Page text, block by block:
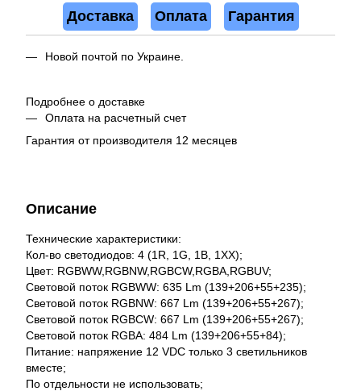
Доставка Оплата Гарантия
Новой почтой по Украине.
Подробнее о доставке
Оплата на расчетный счет
Гарантия от производителя 12 месяцев
Описание
Технические характеристики:
Кол-во светодиодов: 4 (1R, 1G, 1B, 1XX);
Цвет: RGBWW,RGBNW,RGBCW,RGBA,RGBUV;
Световой поток RGBWW: 635 Lm (139+206+55+235);
Световой поток RGBNW: 667 Lm (139+206+55+267);
Световой поток RGBCW: 667 Lm (139+206+55+267);
Световой поток RGBA: 484 Lm (139+206+55+84);
Питание: напряжение 12 VDC только 3 светильников
вместе;
По отдельности не использовать;